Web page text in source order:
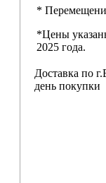
*
*Цены
2025 года.
Доставка по
день покупки